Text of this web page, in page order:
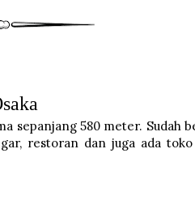
sepanjang 580 meter. Sudah
restoran dan juga ada